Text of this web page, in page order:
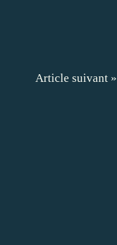
Article suivant »